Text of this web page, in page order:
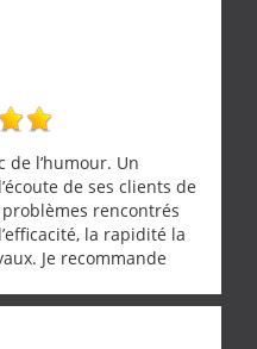
de l’humour. Un
de ses clients de
rencontrés
la rapidité la
Je recommande